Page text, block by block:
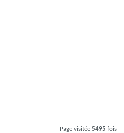
Page visitée 5495 fois